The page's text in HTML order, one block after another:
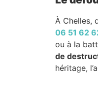
À Chelles,
06 51 62
ou à la
de
héritage,